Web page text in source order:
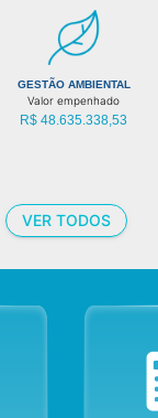
GESTÃO AMBIENTAL
Valor empenhado
R$ 48.635.338,53
VER TODOS
Plano
Lei